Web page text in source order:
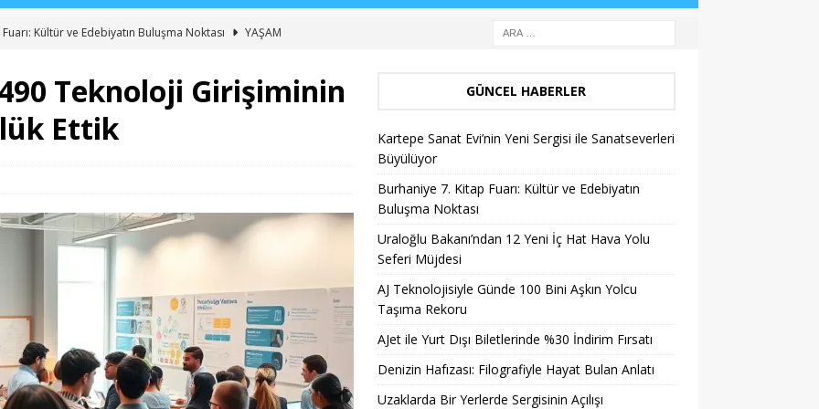
Kültür ve Edebiyatın Buluşma Noktası
YAŞAM
100 Bini Aşkın Yolcu Taşıma Rekoru
AJET
%30 İndirim Fırsatı
Teknoloji Girişiminin
Ettik
GÜNCEL HABERLER
Kartepe Sanat Evi’nin Yeni Sergisi ile Sanatseverleri
Büyülüyor
Burhaniye 7. Kitap Fuarı: Kültür ve Edebiyatın
Buluşma Noktası
Uraloğlu Bakanı’ndan 12 Yeni İç Hat Hava Yolu
Seferi Müjdesi
AJ Teknolojisiyle Günde 100 Bini Aşkın Yolcu
Taşıma Rekoru
AJet ile Yurt Dışı Biletlerinde %30 İndirim Fırsatı
Denizin Hafızası: Filografiyle Hayat Bulan Anlatı
Uzaklarda Bir Yerlerde Sergisinin Açılışı